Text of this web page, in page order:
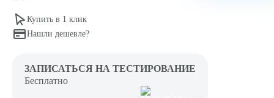
Купить в 1 клик
Нашли дешевле?
ЗАПИСАТЬСЯ НА ТЕСТИРОВАНИЕ
Бесплатно